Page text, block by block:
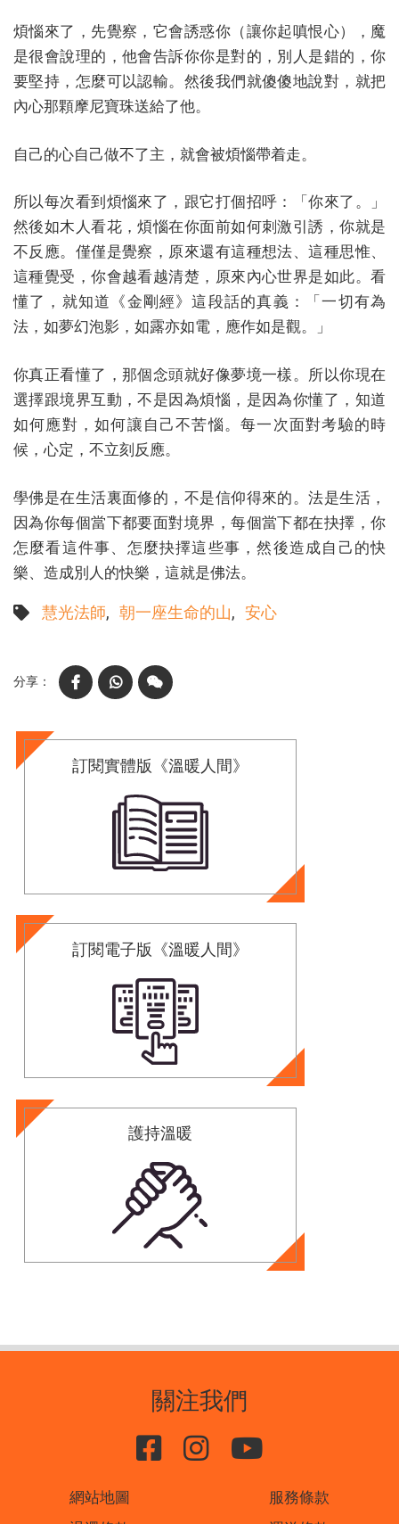
煩惱來了，先覺察，它會誘惑你（讓你起嗔恨心），魔
是很會說理的，他會告訴你你是對的，別人是錯的，你
要堅持，怎麼可以認輸。然後我們就傻傻地說對，就把
內心那顆摩尼寶珠送給了他。
自己的心自己做不了主，就會被煩惱帶着走。
所以每次看到煩惱來了，跟它打個招呼：「你來了。」
然後如木人看花，煩惱在你面前如何刺激引誘，你就是
不反應。僅僅是覺察，原來還有這種想法、這種思惟、
這種覺受，你會越看越清楚，原來內心世界是如此。看
懂了，就知道《金剛經》這段話的真義：「一切有為
法，如夢幻泡影，如露亦如電，應作如是觀。」
你真正看懂了，那個念頭就好像夢境一樣。所以你現在
選擇跟境界互動，不是因為煩惱，是因為你懂了，知道
如何應對，如何讓自己不苦惱。每一次面對考驗的時
候，心定，不立刻反應。
學佛是在生活裏面修的，不是信仰得來的。法是生活，
因為你每個當下都要面對境界，每個當下都在抉擇，你
怎麼看這件事、怎麼抉擇這些事，然後造成自己的快
樂、造成別人的快樂，這就是佛法。
慧光法師 朝一座生命的山 安心
FacebookWhatsAppWeChat
訂閱實體版《溫暖人間》
訂閱電子版《溫暖人間》
護持溫暖
關注我們
網站地圖
服務條款